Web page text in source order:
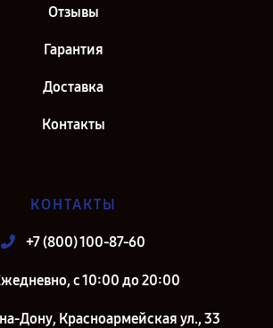
Отзывы
Гарантия
Доставка
Контакты
КОНТАКТЫ
+7 (800) 100-87-60
с 10:00 до 20:00
Дону, Красноармейская ул., 33